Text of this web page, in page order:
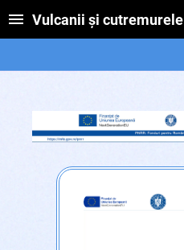
Vulcanii și cutremurele